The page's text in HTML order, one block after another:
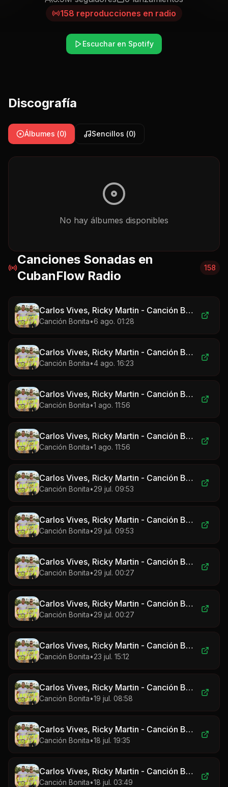
158 reproducciones en radio
Escuchar en Spotify
Discografía
Álbumes (0) Sencillos (0)
No hay álbumes disponibles
Canciones Sonadas en
CubanFlow Radio
158
Carlos Vives, Ricky Martin - Canción Bonita
Canción Bonita•6 ago. 01:28
Carlos Vives, Ricky Martin - Canción Bonita
Canción Bonita•4 ago. 16:23
Carlos Vives, Ricky Martin - Canción Bonita
Canción Bonita•1 ago. 11:56
Carlos Vives, Ricky Martin - Canción Bonita
Canción Bonita•1 ago. 11:56
Carlos Vives, Ricky Martin - Canción Bonita
Canción Bonita•29 jul. 09:53
Carlos Vives, Ricky Martin - Canción Bonita
Canción Bonita•29 jul. 09:53
Carlos Vives, Ricky Martin - Canción Bonita
Canción Bonita•29 jul. 00:27
Carlos Vives, Ricky Martin - Canción Bonita
Canción Bonita•29 jul. 00:27
Carlos Vives, Ricky Martin - Canción Bonita
Canción Bonita•23 jul. 15:12
Carlos Vives, Ricky Martin - Canción Bonita
Canción Bonita•19 jul. 08:58
Carlos Vives, Ricky Martin - Canción Bonita
Canción Bonita•18 jul. 19:35
Carlos Vives, Ricky Martin - Canción Bonita
Canción Bonita•18 jul. 03:49